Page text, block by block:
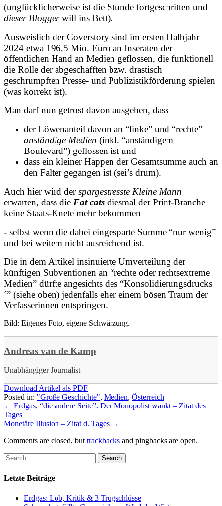
(unglücklicherweise ist die Stunde fortgeschritten und
dieser Bloggerwill ins Bett).
Ausweislich der Coverstory sind im ersten Halbjahr
2024 etwa 196,5 Mio. Euro an Inseraten der
öffentlichen Hand an Medien geflossen, die funktionell
die Rolle der abgeschafften bzw. drastisch
geschrumpften Presse- und Publizistikförderung spielen
(was korrekt ist).
Man darf nun getrost davon ausgehen, dass
der Löwenanteil davon an “linke” und “rechte”
anständige Medien (inkl. “anständigem
Boulevard”) geflossen ist und
dass ein kleiner Happen der Gesamtsumme auch an
den Falter gegangen ist (sei’s drum).
Auch hier wird derspargestresste Kleine Mann
erwarten, dass die Fat cats diesmal der Print-Branche
keine Staats-Knete mehr bekommen
- selbst wenn die dabei eingesparte Summe “nur wenig”
und bei weitem nicht ausreichend ist.
Die in dem Artikel insinuierte Umverteilung der
künftigen Subventionen an “rechte oder rechtsextreme
Medien” dürfte angesichts des “Konsolidierungsdrucks
´” (siehe oben) jedenfalls eher einem bösen Traum der
Verfasserinnen entspringen.
Bild: Eigenes Foto, eigene Schwärzung.
Andreas van de Kamp
Unabhängiger Journalist
Download Artikel als PDF
Posted in: "Große Geschichte", Medien, Österreich
← Erdgas, “die andere Seite”: Der Monopolist wankt – Zitat des
Tages
Monetäre Illusion – Zitat d. Tages →
Comments are closed, but trackbacks and pingbacks are open.
Letzte Beiträge
Erdgas: Lob, Kritik & 3 Trugschlüsse